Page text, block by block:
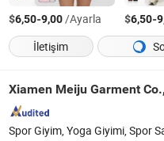
$6,50-9,00/Ayarla $6,50-
İletişim
Xiamen Meiju Garment